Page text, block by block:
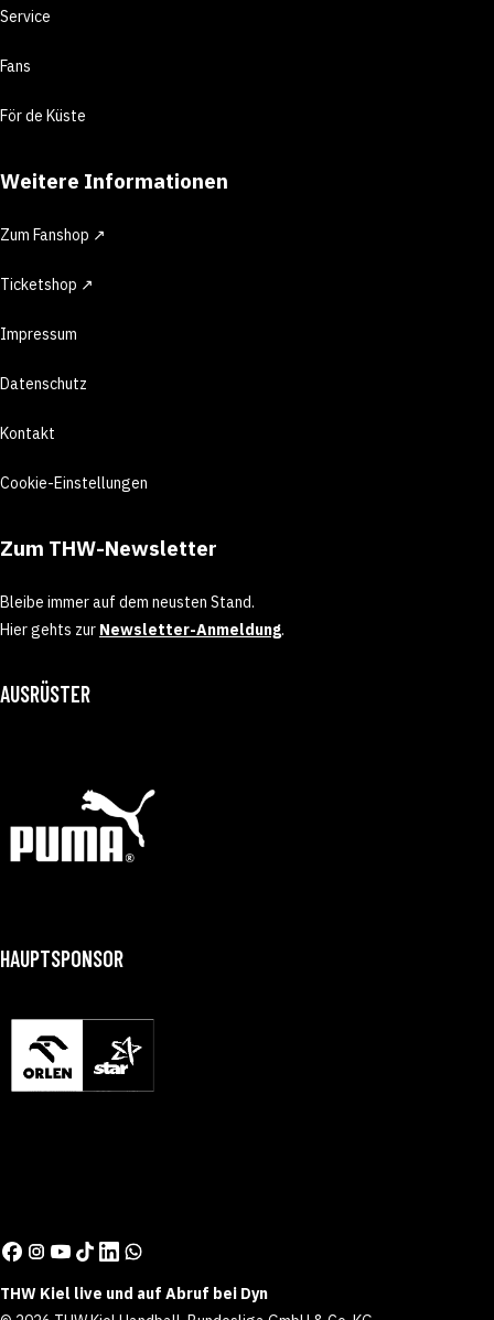
Service
Fans
För de Küste
Weitere Informationen
Zum Fanshop ↗
Ticketshop ↗
Impressum
Datenschutz
Kontakt
Cookie-Einstellungen
Zum THW-Newsletter
Bleibe immer auf dem neusten Stand.
Hier gehts zur Newsletter-Anmeldung.
AUSRÜSTER
HAUPTSPONSOR
THW Kiel live und auf Abruf bei Dyn